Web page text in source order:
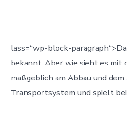
lass=“wp-block-
bekannt. Aber wie sieht es mit
maßgeblich am Abbau und
Transportsystem und spielt